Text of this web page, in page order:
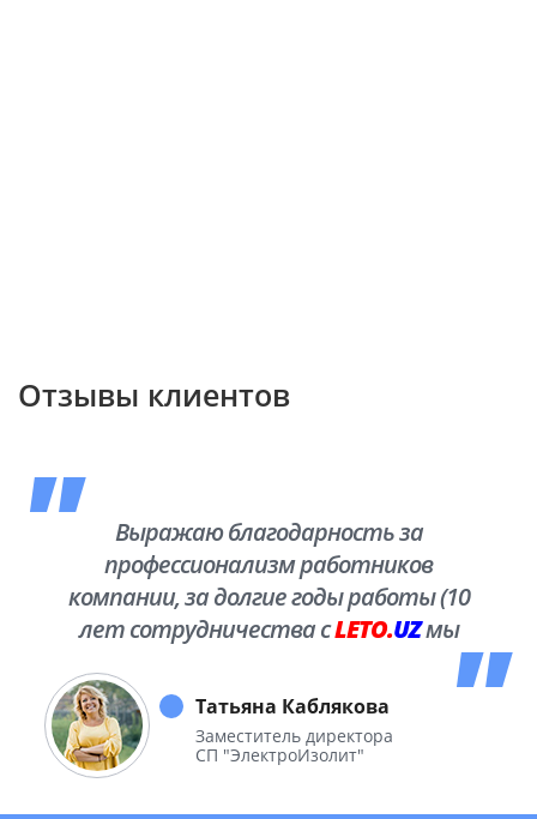
Отзывы клиентов
Выражаю благодарность за
профессионализм работников
компании, за долгие годы работы (10
лет сотрудничества сLETO.UZмы
необъятной Родины.
Татьяна Каблякова
Заместитель директора
СП "ЭлектроИзолит"